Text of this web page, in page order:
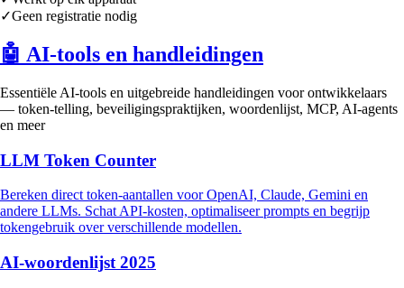
✓Geen registratie nodig
🤖 AI-tools en handleidingen
Essentiële AI-tools en uitgebreide handleidingen voor ontwikkelaars
— token-telling, beveiligingspraktijken, woordenlijst, MCP, AI-agents
en meer
LLM Token Counter
Bereken direct token-aantallen voor OpenAI, Claude, Gemini en
andere LLMs. Schat API-kosten, optimaliseer prompts en begrijp
tokengebruik over verschillende modellen.
AI-woordenlijst 2025